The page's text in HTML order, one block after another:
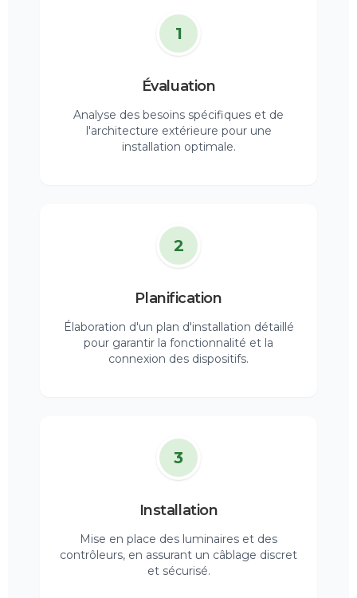
1
Évaluation
Analyse des besoins spécifiques et de
l'architecture extérieure pour une
installation optimale.
2
Planification
Élaboration d'un plan d'installation détaillé
pour garantir la fonctionnalité et la
connexion des dispositifs.
3
Installation
Mise en place des luminaires et des
contrôleurs, en assurant un câblage discret
et sécurisé.